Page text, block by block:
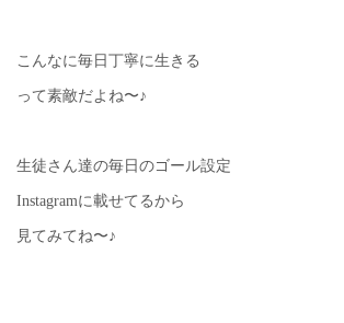
こんなに毎日丁寧に生きる
って素敵だよね〜♪
生徒さん達の毎日のゴール設定
Instagramに載せてるから
見てみてね〜♪